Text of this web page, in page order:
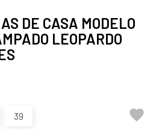
DE CASA MODELO
LEOPARDO
39 